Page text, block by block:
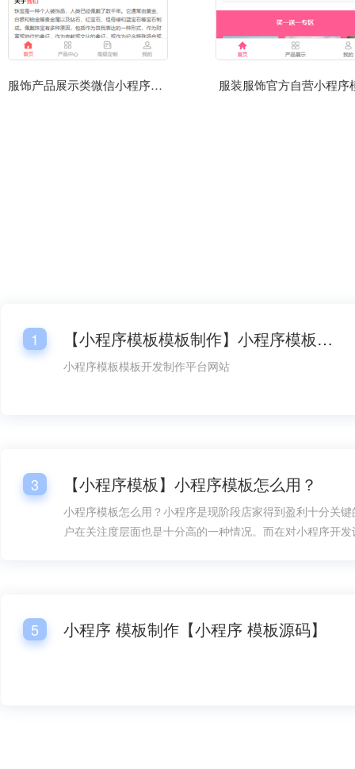
服饰产品展示类微信小程序模板 服装服饰官方自营小程序
1 【小程序模板模板制作】小程序模板模板开发平台网站
小程序模板模板开发制作平台网站
3 【小程序模板】小程序模板怎么用？
小程序模板怎么用？小程序是现阶段店家得到盈利十分关
户在关注度层面也是十分高的一种情况。而在对小程序开
5 小程序 模板制作【小程序 模板源码】